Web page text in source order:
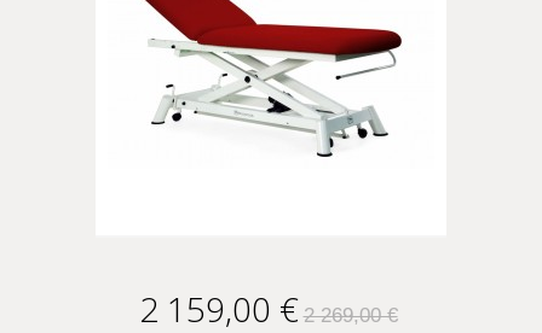
2 159,00 € 2 269,00 €